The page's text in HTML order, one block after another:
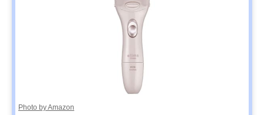
Photo by Amazon